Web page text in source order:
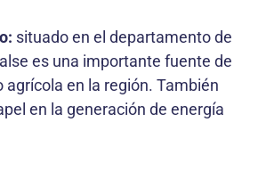
situado en el departamento de
es una importante fuente de
agrícola en la región. También
en la generación de energía